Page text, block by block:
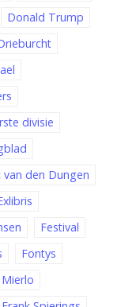
Donald Trump
divisie
van den Dungen
Festival
Fontys